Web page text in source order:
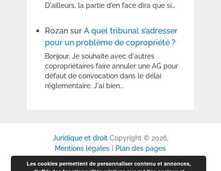
D'ailleurs, la partie d'en face dira que si…
Rozansur A quel tribunal s’adresser
pour un problème de copropriété ?
Bonjour, Je souhaite avec d'autres
copropriétaires faire annuler une AG pour
défaut de convocation dans le délai
réglementaire. J'ai bien…
Juridique et droitCopyright © 2026.
Mentions légales
Plan des pages
Les cookies permettent de personnaliser contenu et annonces,